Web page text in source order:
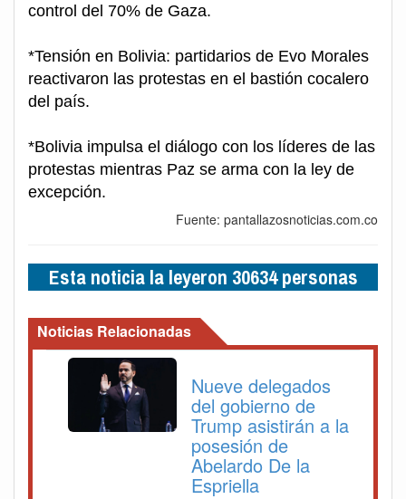
control del 70% de Gaza.
*Tensión en Bolivia: partidarios de Evo Morales
reactivaron las protestas en el bastión cocalero
del país.
*Bolivia impulsa el diálogo con los líderes de las
protestas mientras Paz se arma con la ley de
excepción.
Fuente: pantallazosnoticias.com.co
Esta noticia la leyeron 30634 personas
Noticias Relacionadas
Nueve delegados
del gobierno de
Trump asistirán a la
posesión de
Abelardo De la
Espriella